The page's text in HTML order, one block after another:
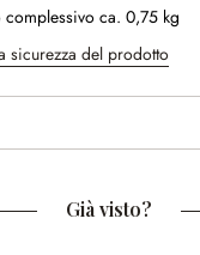
complessivo ca. 0,75 kg
sicurezza del prodotto
Già visto?